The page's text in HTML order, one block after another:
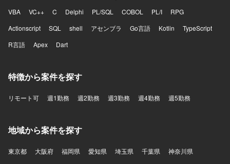
VBA
VC++ C Delphi PL/SQL COBOL PL/I
RPG
Actionscript
SQL shell アセンブラ Go言語 Kotlin
TypeScript
R言語
Apex Dart
特徴から案件を探す
リモート可 週1勤務 週2勤務 週3勤務 週4勤務 週5勤務
地域から案件を探す
東京都 大阪府 福岡県 愛知県 埼玉県 千葉県
神奈川県